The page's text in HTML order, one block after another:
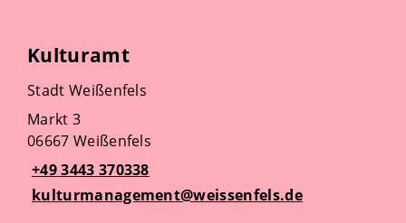
Kulturamt
Stadt Weißenfels
Markt 3
06667 Weißenfels
+49 3443 370338
kulturmanagement@weissenfels.de